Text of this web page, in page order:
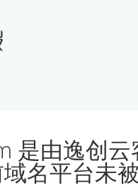
是由逸创
名平台未